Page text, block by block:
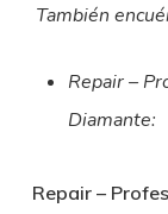
También
Repair –
Diamante:
Repair –